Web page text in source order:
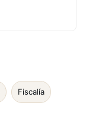
Fiscalía